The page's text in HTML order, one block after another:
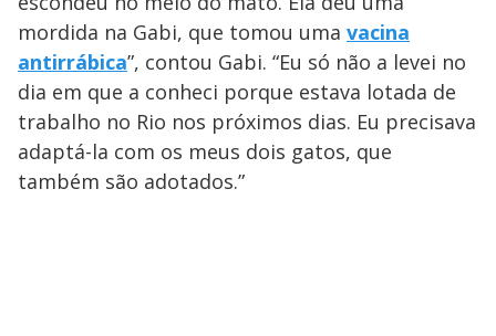
mordida na Gabi, que tomou uma vacina
antirrábica”, contou Gabi. “Eu só não a levei no
dia em que a conheci porque estava lotada de
trabalho no Rio nos próximos dias. Eu precisava
adaptá-la com os meus dois gatos, que
também são adotados.”